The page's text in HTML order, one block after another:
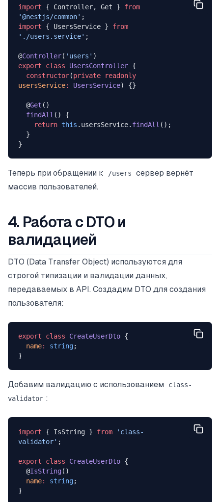
import { Controller, Get } from
'@nestjs/common' ;
import { UsersService } from
'./users.service' ;
@Controller( 'users' )
export class UsersController {
  constructor
(private readonly
usersService: UsersService) {}
  @
Get ()
  findAll
() {
    return
this .usersService. findAll ();
  }
}
Теперь при обращении к /users
сервер вернёт
массив пользователей.
4. Работа с DTO и
валидацией
DTO (Data Transfer Object) используются для
строгой типизации и валидации данных,
передаваемых в API. Создадим DTO для создания
пользователя:
export class CreateUserDto {
  name
: string;
}
Добавим валидацию с использованием
class-
validator :
import { IsString } from 'class-
validator' ;
export class CreateUserDto {
  @
IsString()
  name
: string;
}